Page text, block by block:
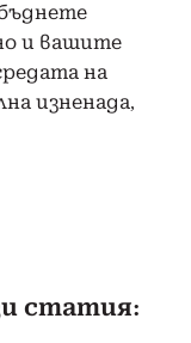
и вашите
на
изненада,
статия: